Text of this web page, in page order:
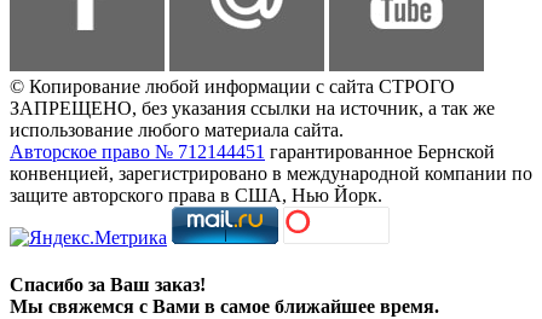
© Копирование любой информации с сайта СТРОГО
ЗАПРЕЩЕНО, без указания ссылки на источник, а так же
использование любого материала сайта.
Авторское право № 712144451 гарантированное Бернской
конвенцией, зарегистрировано в международной компании по
защите авторского права в США, Нью Йорк.
Спасибо за Ваш заказ!
Мы свяжемся с Вами в самое ближайшее время.